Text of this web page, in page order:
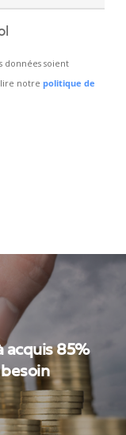
données soient
lire notrepolitique de
acquis 85%